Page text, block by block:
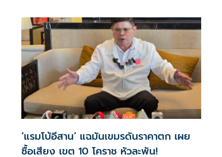
‘แรมโบ้อีสาน’ แฉมันเขมรดันราคาตก เผย
ซื้อเสียง เขต 10 โคราช หัวละพัน!